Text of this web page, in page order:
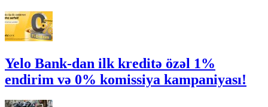
Yelo Bank-dan ilk kreditə özəl 1%
endirim və 0% komissiya kampaniyası!